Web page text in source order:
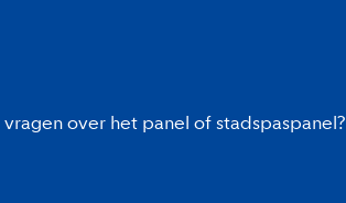
over het panel of stadspaspanel?